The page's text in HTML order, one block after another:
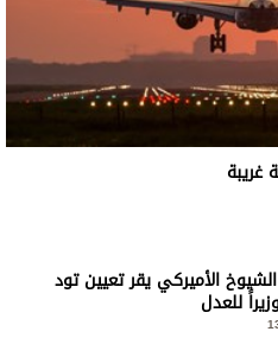
الأميركي يقر تعيين تود
للعدل